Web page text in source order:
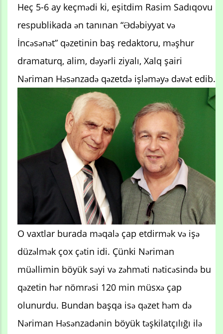
Heç 5-6 ay keçmədi ki, eşitdim Rasim Sadıqovu
respublikada ən tanınan “Ədəbiyyat və
İncəsənət” qəzetinin baş redaktoru, məşhur
dramaturq, alim, dəyərli ziyalı, Xalq şairi
Nəriman Həsənzadə qəzetdə işləməyə dəvət edib.
O vaxtlar burada məqalə çap etdirmək və işə
düzəlmək çox çətin idi. Çünki Nəriman
müəllimin böyük səyi və zəhməti nəticəsində bu
qəzetin hər nömrəsi 120 min müsxə çap
olunurdu. Bundan başqa isə qəzet həm də
Nəriman Həsənzadənin böyük təşkilatçılığı ilə